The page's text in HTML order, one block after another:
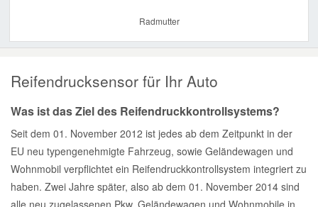
Radmutter
Reifendrucksensor für Ihr Auto
Was ist das Ziel des Reifendruckkontrollsystems?
Seit dem 01. November 2012 ist jedes ab dem Zeitpunkt in der
EU neu typengenehmigte Fahrzeug, sowie Geländewagen und
Wohnmobil verpflichtet ein Reifendruckkontrollsystem integriert zu
haben. Zwei Jahre später, also ab dem 01. November 2014 sind
alle neu zugelassenen Pkw, Geländewagen und Wohnmobile in